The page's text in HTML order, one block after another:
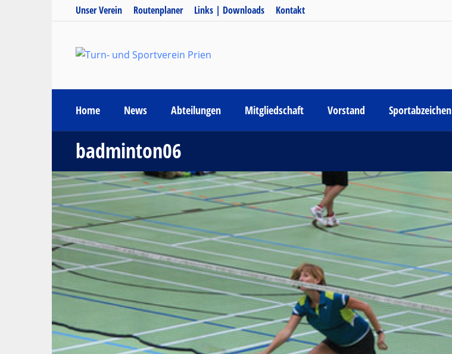
Unser Verein Routenplaner Links | Downloads Kontakt
Home News Abteilungen Mitgliedschaft Vorstand Sportabzeichen
badminton06